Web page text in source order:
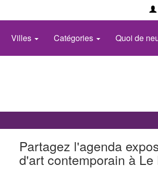
Villes Catégories Quoi de
Partagez l'agenda
d'art contemporain à Le